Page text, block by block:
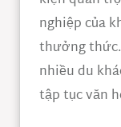
nghiệp của
thưởng
nhiều du
tập tục văn